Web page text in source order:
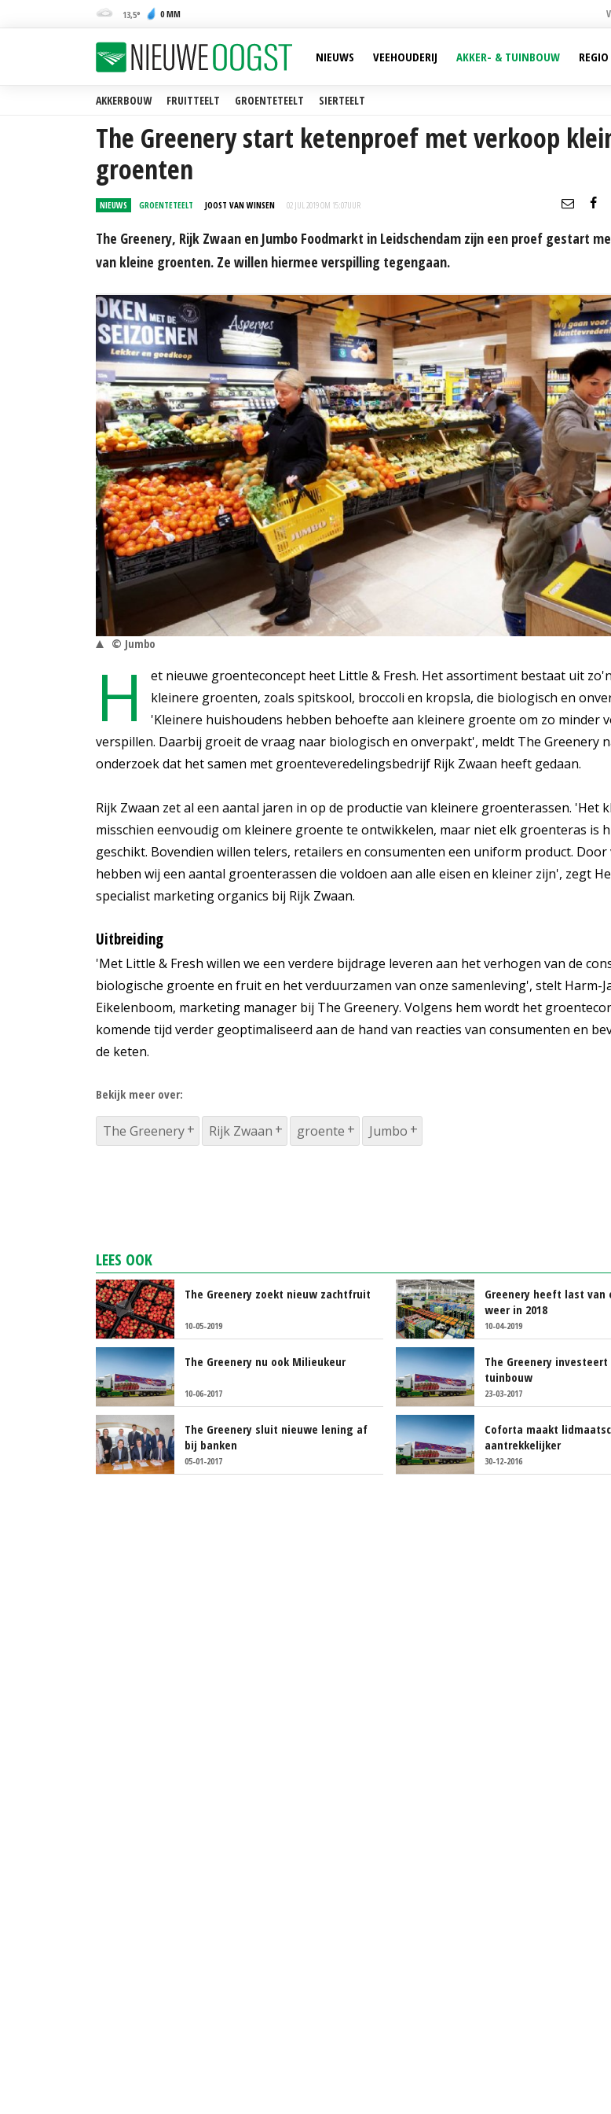
13,5 0 MM
AKKERBOUW FRUITTEELT GROENTETEELT SIERTEELT
NIEUWS VEEHOUDERIJ AKKER- & TUINBOUW REGIO
The Greenery start ketenproef met verkoop
groenten
NIEUWS GROENTETEELT JOOST VAN WINSEN 02 JUL 2019 OM 15:07UUR
The Greenery, Rijk Zwaan en Jumbo Foodmarkt in Leidschendam zijn een proef gestart
van kleine groenten. Ze willen hiermee verspilling tegengaan.
© Jumbo
H
et nieuwe groenteconcept heet Little & Fresh. Het assortiment bestaat uit
kleinere groenten, zoals spitskool, broccoli en kropsla, die biologisch en
'Kleinere huishoudens hebben behoefte aan kleinere groente om zo minder
verspillen. Daarbij groeit de vraag naar biologisch en onverpakt', meldt The Greenery
onderzoek dat het samen met groenteveredelingsbedrijf Rijk Zwaan heeft gedaan.
Rijk Zwaan zet al een aantal jaren in op de productie van kleinere groenterassen. 'Het
misschien eenvoudig om kleinere groente te ontwikkelen, maar niet elk groenteras is
geschikt. Bovendien willen telers, retailers en consumenten een uniform product.
hebben wij een aantal groenterassen die voldoen aan alle eisen en kleiner zijn', zegt
specialist marketing organics bij Rijk Zwaan.
Uitbreiding
'Met Little & Fresh willen we een verdere bijdrage leveren aan het verhogen van de
biologische groente en fruit en het verduurzamen van onze samenleving', stelt Harm-
Eikelenboom, marketing manager bij The Greenery. Volgens hem wordt het
komende tijd verder geoptimaliseerd aan de hand van reacties van consumenten en
de keten.
Bekijk meer over:
The Greenery Rijk Zwaan groente Jumbo
LEES OOK
The Greenery zoekt nieuw zachtfruit
10-05-2019
Greenery heeft last van
weer in 2018
10-04-2019
The Greenery nu ook Milieukeur
10-06-2017
The Greenery
tuinbouw
23-03-2017
The Greenery sluit nieuwe lening af
bij banken
05-01-2017
Coforta maakt
aantrekkelijker
30-12-2016